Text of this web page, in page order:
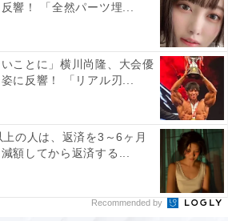
響！ 「全然パーツ埋...
いことに」横川尚隆、大会優
に反響！ 「リアル刃...
の人は、返済を3～6ヶ月
額してから返済する...
Recommended by